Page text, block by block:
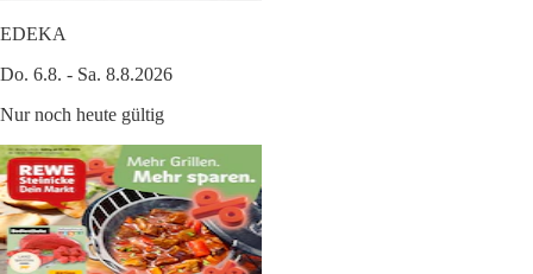
EDEKA
Do. 6.8. - Sa. 8.8.2026
Nur noch heute gültig